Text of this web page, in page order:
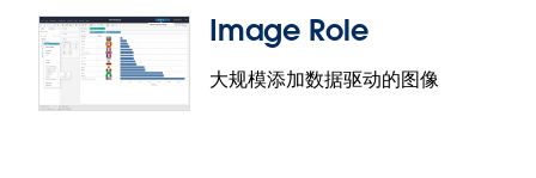
Image Role
大规模添加数据驱动的图像